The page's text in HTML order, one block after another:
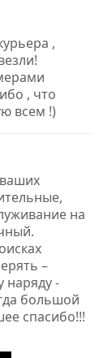
,
, что
всем !)
на
–
наряду -
большой
спасибо!!!